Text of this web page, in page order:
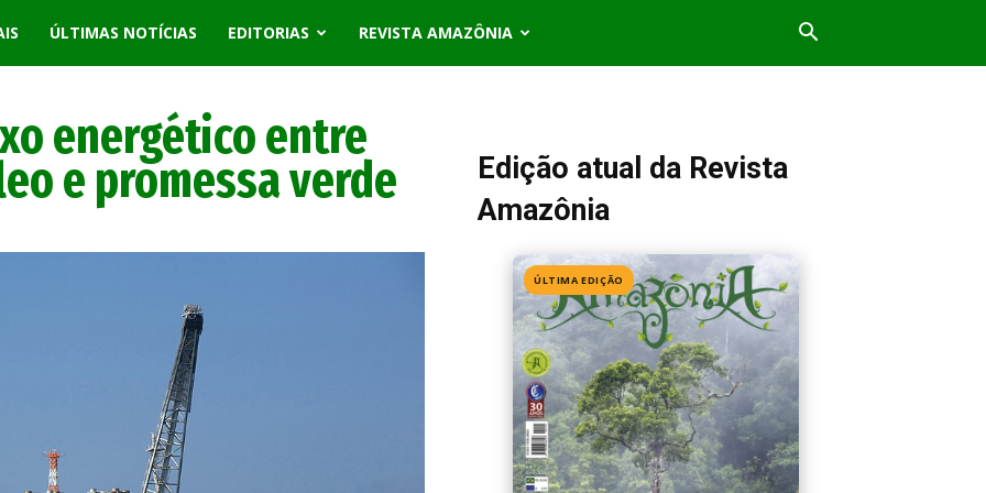
ÚLTIMAS NOTÍCIAS EDITORIAS REVISTA AMAZÔNIA
energético entre
e promessa verde
Edição atual da Revista
Amazônia
ÚLTIMA EDIÇÃO